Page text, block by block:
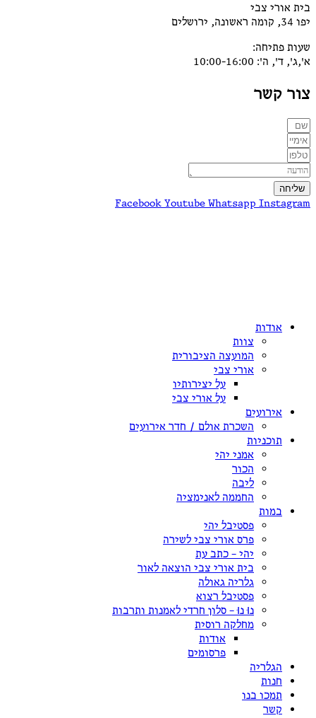
בית אורי צבי
יפו 34, קומה ראשונה, ירושלים
שעות פתיחה:
א',ג', ד', ה': 10:00-16:00
צור קשר
שליחה
Facebook Youtube Whatsapp Instagram
אודות
צוות
המועצה הציבורית
אורי צבי
על יצירותיו
על אורי צבי
אירועים
השכרת אולם / חדר אירועים
תוכניות
אמני יהי
הכור
ליבה
החממה לאנימציה
במות
פסטיבל יהי
פרס אורי צבי לשירה
יהי – כתב עת
בית אורי צבי הוצאה לאור
גלריה גאולה
פסטיבל רצוא
נוּ נוּ – סלון חרדי לאמנות ותרבות
מחלקה רוסית
אודות
פרסומים
הגלריה
חנות
תמכו בנו
קשר